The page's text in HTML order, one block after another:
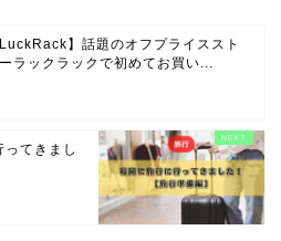
LuckRack】話題のオフプライススト
ラックラックで初めてお買い...
ってきまし